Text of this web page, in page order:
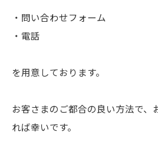
・問い合わせフォーム
・電話
を用意しております。
お客さまのご都合の良い方法で、
れば幸いです。